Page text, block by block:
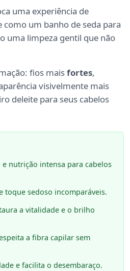
uma experiência de
como um banho de seda para
uma limpeza gentil que não
fios maisfortes,
visivelmente mais
deleite para seus cabelos
nutrição intensa para cabelos
toque sedoso incomparáveis.
a vitalidade e o brilho
a fibra capilar sem
e facilita o desembaraço.